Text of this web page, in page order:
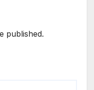
published.